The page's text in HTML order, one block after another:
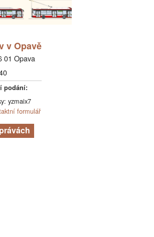
v Opavě
01 Opava
podání:
yzmaix7
formulář